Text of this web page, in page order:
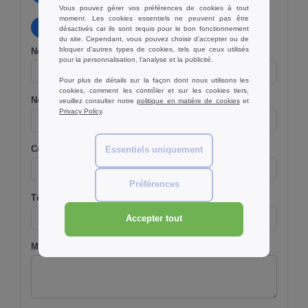
Vos coordonnées
Nom complet*
Nom de votre entreprise
Courriel*
Téléphone*
Message / Commentaires
Vous pouvez gérer vos préférences de cookies à tout
moment. Les cookies essentiels ne peuvent pas être
désactivés car ils sont requis pour le bon fonctionnement
du site. Cependant, vous pouvez choisir d’accepter ou de
bloquer d'autres types de cookies, tels que ceux utilisés
pour la personnalisation, l'analyse et la publicité.
Pour plus de détails sur la façon dont nous utilisons les
cookies, comment les contrôler et sur les cookies tiers,
veuillez consulter notrepolitique en matière de cookieset
Privacy Policy.
Essentiels uniquement
Préférences
Accepter tout